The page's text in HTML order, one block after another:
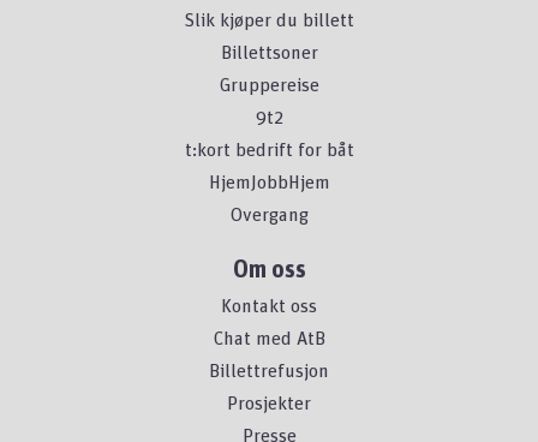
Slik kjøper du billett
Billettsoner
Gruppereise
9t2
t:kort bedrift for båt
HjemJobbHjem
Overgang
Om oss
Kontakt oss
Chat med AtB
Billettrefusjon
Prosjekter
Presse